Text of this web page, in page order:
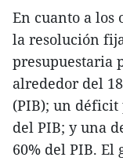
En cuanto a los
la resolución
presupuestaria
alrededor del
(PIB); un déficit
del PIB; y una
60% del PIB. El